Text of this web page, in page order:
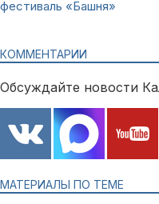
фестиваль «Башня»
КОММЕНТАРИИ
Обсуждайте новости
МАТЕРИАЛЫ ПО ТЕМЕ